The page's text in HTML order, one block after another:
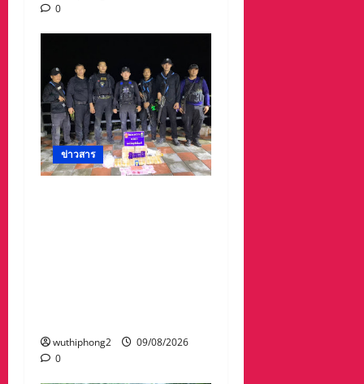
0
ข่าวสาร
wuthiphong2
09/08/2026
0